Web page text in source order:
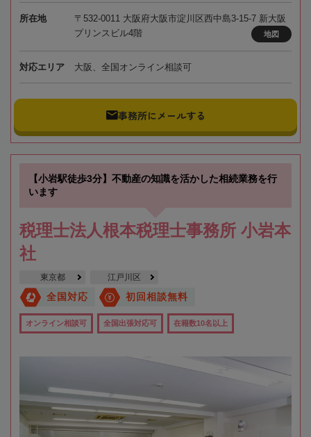
所在地
〒532-0011 大阪府大阪市淀川区西中島3-15-7 新大阪
プリンスビル4階
地図
対応エリア 大阪、全国オンライン相談可
事務所にメールする
【小岩駅徒歩3分】不動産の知識を活かした相続業務を行
います
税理士法人根本税理士事務所 小岩本
社
東京都 江戸川区
全国対応 初回相談無料
オンライン相談可 全国出張対応可 在籍数10名以上